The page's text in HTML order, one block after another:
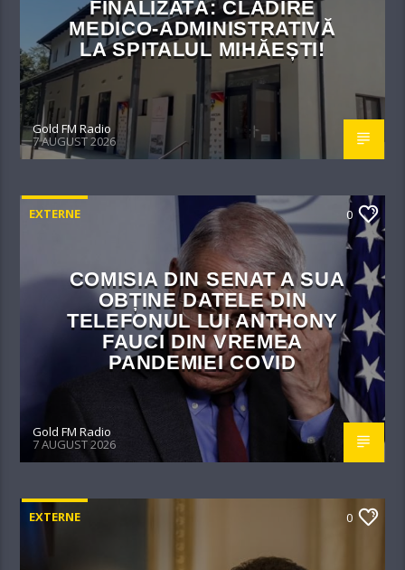
FINALIZATĂ: CLĂDIRE
MEDICO-ADMINISTRATIVĂ
LA SPITALUL MIHĂEȘTI!​
Gold FM Radio
7 AUGUST 2026
EXTERNE 0
COMISIA DIN SENAT A SUA
OBȚINE DATELE DIN
TELEFONUL LUI ANTHONY
FAUCI DIN VREMEA
PANDEMIEI COVID
Gold FM Radio
7 AUGUST 2026
EXTERNE 0